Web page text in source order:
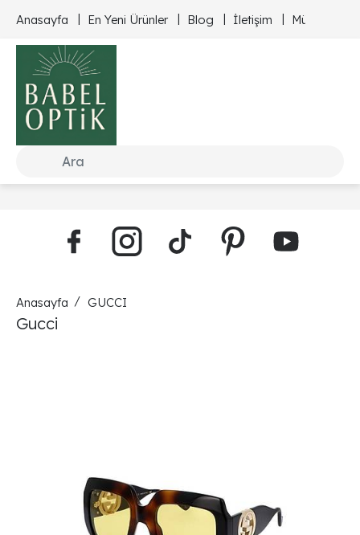
Anasayfa En Yeni Ürünler Blog İletişim Müşteri
Anasayfa GUCCI
Gucci